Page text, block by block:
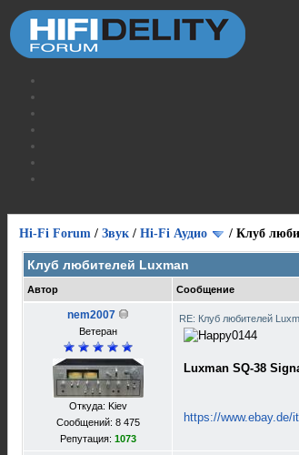
Hi-Fi Forum / Звук / Hi-Fi Аудио / Клуб
Клуб любителей Luxman
Автор Сообщение
nem2007
Ветеран
Откуда: Kiev
Сообщений: 8 475
Репутация: 1073
RE: Клуб любителей
Luxman SQ-38
https://www.ebay.de/